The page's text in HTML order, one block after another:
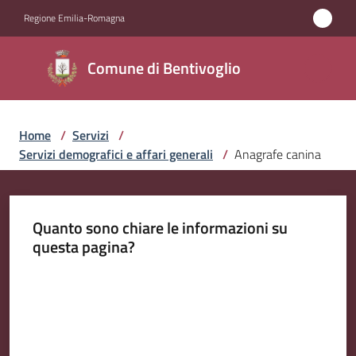
Regione Emilia-Romagna
Comune di Bentivoglio
Comune di
Bentivoglio
Amministrazione
Servizi
Menu selezionato
Home / Servizi /
Servizi demografici e affari generali / Anagrafe canina
Quanto sono chiare le informazioni su
questa pagina?